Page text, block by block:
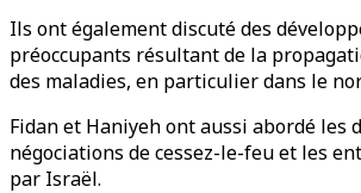
Ils ont également discuté des
préoccupants résultant de la
des maladies, en particulier dans le
Fidan et Haniyeh ont aussi abordé les
négociations de cessez-le-feu et les
par Israël.